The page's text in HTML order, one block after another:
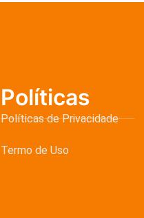
Políticas
Políticas de Privacidade
Termo de Uso